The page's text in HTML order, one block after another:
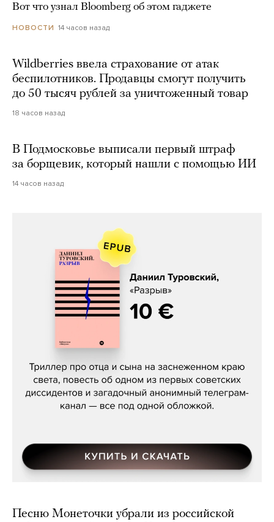
Вот что узнал Bloomberg об этом гаджете
НОВОСТИ 14 часов назад
Wildberries ввела страхование от атак
беспилотников. Продавцы смогут получить
до 50 тысяч рублей за уничтоженный товар
18 часов назад
В Подмосковье выписали первый штраф
за борщевик, который нашли с помощью ИИ
14 часов назад
Даниил Туровский, «Разрыв»
Песню Монеточки убрали из российской